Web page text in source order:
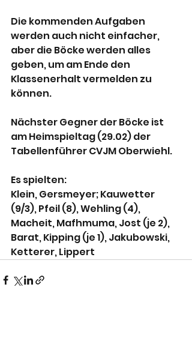
Die kommenden Aufgaben
werden auch nicht einfacher,
aber die Böcke werden alles
geben, um am Ende den
Klassenerhalt vermelden zu
können.
Nächster Gegner der Böcke ist
am Heimspieltag (29.02) der
Tabellenführer CVJM Oberwiehl.
Es spielten:
Klein, Gersmeyer; Kauwetter
(9/3), Pfeil (8), Wehling (4),
Macheit, Mafhmuma, Jost (je 2),
Barat, Kipping (je 1), Jakubowski,
Ketterer, Lippert